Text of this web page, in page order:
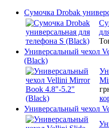
Сумочка Drobak
Универсальный чехол
(Black)
Универсальный чехол